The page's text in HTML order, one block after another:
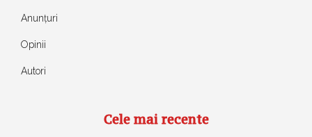
Anunțuri
Opinii
Autori
Cele mai recente